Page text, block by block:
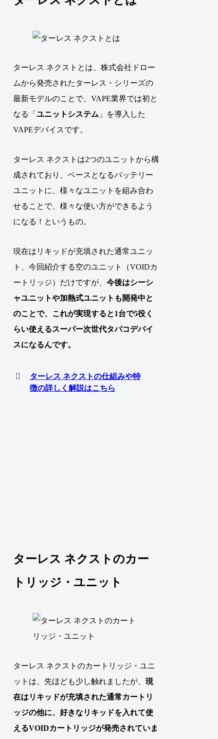
ターレス ネクストとは、株式会社ドロー
ムから発売されたターレス・シリーズの
最新モデルのことで、VAPE業界では初と
なる「ユニットシステム 」を導入した
VAPEデバイスです。
ターレス ネクストは2つのユニットから構
成されており、ベースとなるバッテリー
ユニットに、様々なユニットを組み合わ
せることで、様々な使い方ができるよう
になる！というもの。
現在はリキッドが充填された通常ユニッ
ト、今回紹介する空のユニット（VOIDカ
ートリッジ）だけですが、今後はシーシ
ャユニットや加熱式ユニットも開発中と
のことで、これが実現すると1台で5役く
らい使えるスーパー次世代タバコデバイ
スになるんです。
ターレス ネクストの仕組みや特
徴の詳しく解説はこちら
ターレス ネクストのカー
トリッジ・ユニット
ターレス ネクストのカートリッジ・ユニ
ットは、先ほども少し触れましたが、現
在はリキッドが充填された通常カートリ
ッジの他に、好きなリキッドを入れて使
えるVOIDカートリッジが発売されていま